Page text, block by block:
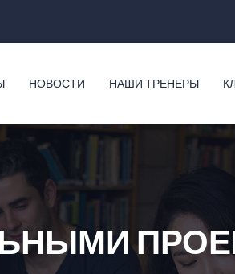
НОВОСТИ НАШИ ТРЕНЕРЫ